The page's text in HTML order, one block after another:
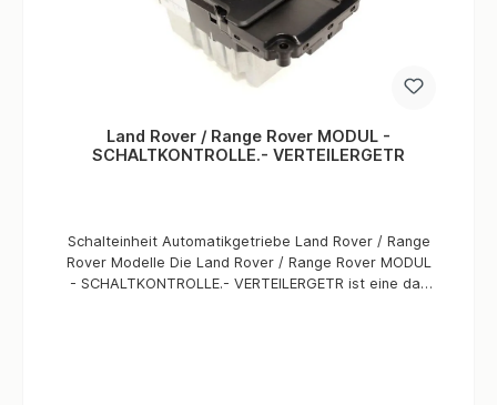
Land Rover / Range Rover MODUL -
SCHALTKONTROLLE.- VERTEILERGETR
Schalteinheit Automatikgetriebe Land Rover / Range
Rover Modelle Die Land Rover / Range Rover MODUL
- SCHALTKONTROLLE.- VERTEILERGETR ist eine das